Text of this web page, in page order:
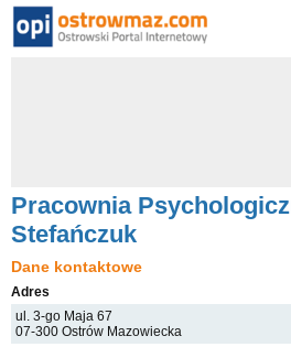
Pracownia
Stefańczuk
Dane kontaktowe
Adres
ul. 3-go Maja 67
07-300 Ostrów Mazowiecka